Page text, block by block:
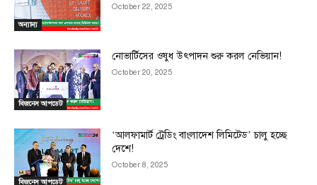
অন্যান্য
October 22, 2025
বিজনেস আপডেট
নোভার্টিসের ওষুধ উৎপাদন শুরু করল নেভিয়ান!
October 20, 2025
বিজনেস আপডেট
‘আলফামার্ট ট্রেডিং বাংলাদেশ লিমিটেড’ চালু হচ্ছে
দেশে!
October 8, 2025